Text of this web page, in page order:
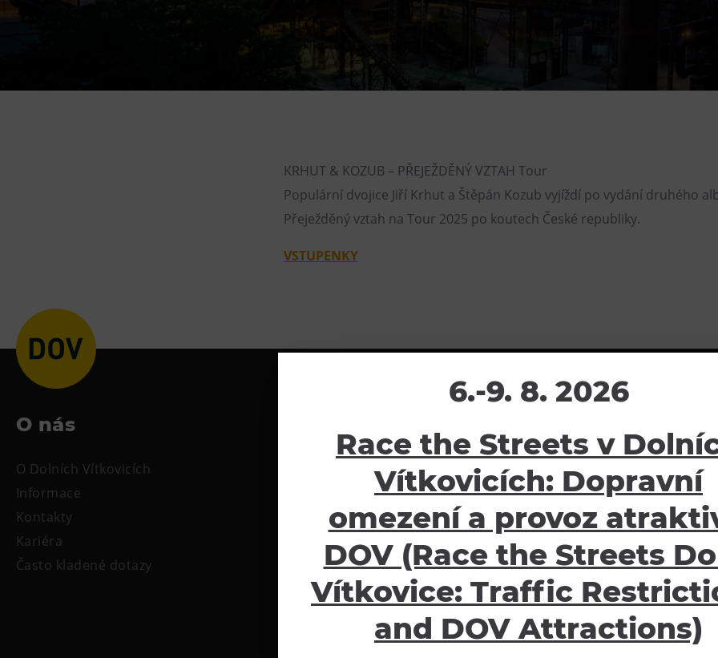
Heligonka
KRHUT & KOZUB – PŘEJEŽDĚNÝ VZTAH Tour
Populární dvojice Jiří Krhut a Štěpán Kozub vyjíždí po vydání druhého
Přeježděný vztah na Tour 2025 po koutech České republiky.
VSTUPENKY
O nás
O Dolních Vítkovicích
Informace
Kontakty
Kariéra
Často kladené dotazy
Tiskové zprávy
Oficiální soubory
E-shop
Pro školy
Partneři
Potvrzení o pojištění
Návštěvní řád
GDPR
Obchodní podmínky
Informace pro
6.-9. 8. 2026
Race the Streets v
Vítkovicích: Dopravní
omezení a provoz
DOV (Race the Streets
Vítkovice: Traffic
and DOV Attractions)